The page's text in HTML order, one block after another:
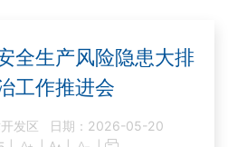
全生产风险隐患大排
工作推进会
发区
日期：2026-05-20